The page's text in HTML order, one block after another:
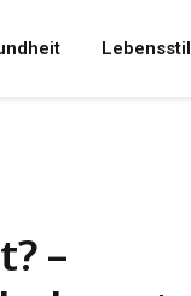
Lebensstil
–